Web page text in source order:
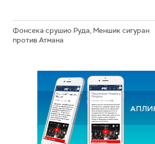
Фонсека срушио Руда, Меншик сигуран
против Атмана